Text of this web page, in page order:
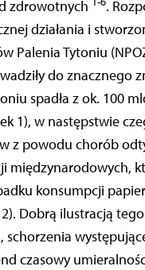
zdrowotnych
.
działania i
Palenia Tytoniu
do znacznego
spadła z ok. 100
1), w następstwie
z powodu chorób
międzynarodowych,
konsumpcji
Dobrą ilustracją
czasowy